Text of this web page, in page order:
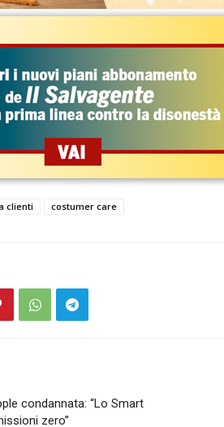
clienti costumer care
condannata: “Lo Smart
zero”